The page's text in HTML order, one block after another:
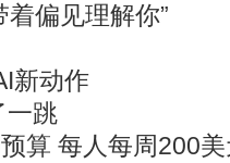
偏见理解你”
新动作
一跳
算 每人每周200